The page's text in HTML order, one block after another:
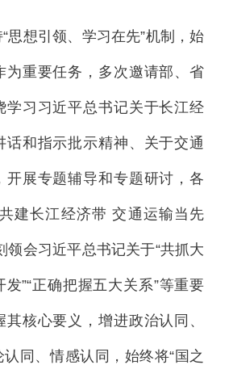
想引领、学习在先”机制，始
为重要任务，多次邀请部、省
学习习近平总书记关于长江经
话和指示批示精神、关于交通
开展专题辅导和专题研讨，各
建长江经济带 交通运输当先
领会习近平总书记关于“共抓大
”“正确把握五大关系”等重要
核心要义，增进政治认同、
同、情感认同，始终将“国之